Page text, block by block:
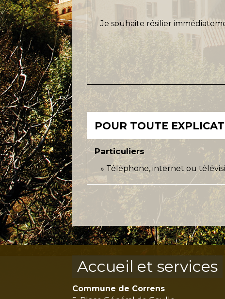
Je souhaite résilier
POUR TOUTE
Particuliers
Téléphone, internet ou
Accueil et services
Commune de Correns